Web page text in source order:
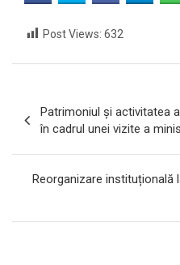
Post Views: 632
în
articole
Patrimoniul și activitatea
în cadrul unei vizite a
Reorganizare instituțională